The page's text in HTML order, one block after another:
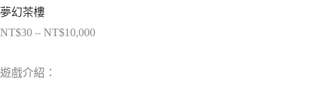
夢幻茶樓
NT$30 – NT$10,000價
遊戲介紹：